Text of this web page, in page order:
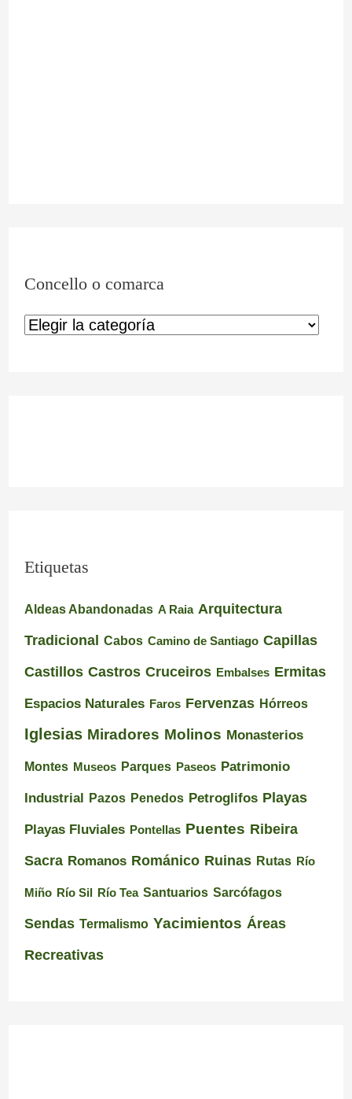
Concello o comarca
Etiquetas
Aldeas Abandonadas A Raia Arquitectura
Tradicional
Cabos Camino de Santiago Capillas
Castillos Castros Cruceiros Embalses Ermitas
Espacios Naturales Faros Fervenzas Hórreos
Iglesias Miradores Molinos Monasterios
Montes Museos Parques Paseos Patrimonio
Industrial Pazos Penedos Petroglifos Playas
Playas Fluviales Pontellas Puentes Ribeira
Sacra Romanos Románico Ruinas Rutas Río
Miño Río Sil Río Tea Santuarios Sarcófagos
Sendas Termalismo Yacimientos Áreas
Recreativas